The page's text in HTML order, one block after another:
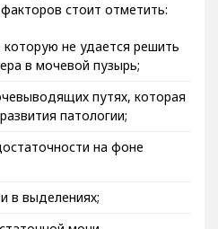
стоит отметить:
не удается решить
в мочевой пузырь;
путях, которая
патологии;
на фоне
в выделениях;